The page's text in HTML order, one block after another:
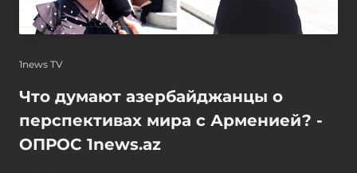
1news TV
Что думают азербайджанцы о
перспективах мира с Арменией? -
ОПРОС 1news.az